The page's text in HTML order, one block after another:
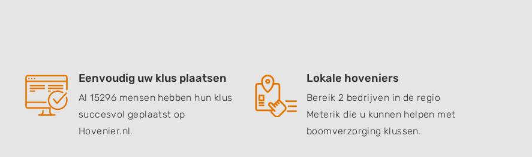
Eenvoudig uw klus plaatsen
Al 15296 mensen hebben hun klus
succesvol geplaatst op
Hovenier.nl.
Lokale hoveniers
Bereik 2 bedrijven in de regio
Meterik die u kunnen helpen met
boomverzorging klussen.